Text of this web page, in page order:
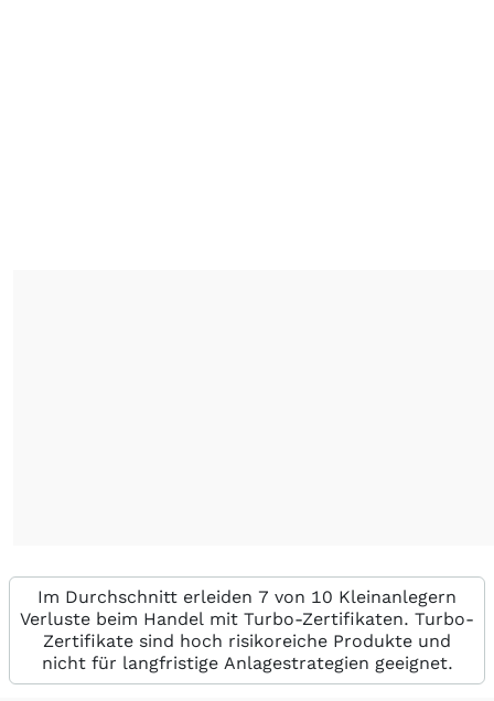
Im Durchschnitt erleiden 7 von 10 Kleinanlegern
Verluste beim Handel mit Turbo-Zertifikaten. Turbo-
Zertifikate sind hoch risikoreiche Produkte und
nicht für langfristige Anlagestrategien geeignet.